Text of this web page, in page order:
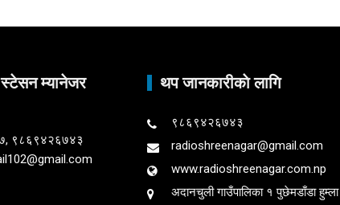
म्यानेजर
९८६९४२६७४३
थप जानकारीकाे लागि
९८६९४२६७४३
radioshreenagar@gmail.com
www.radioshreenagar.com.np
अदानचुली गाउँपालिका १ पुछेमडाँडा हुम्ला